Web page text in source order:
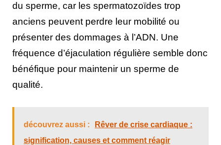
du sperme, car les spermatozoïdes trop
anciens peuvent perdre leur mobilité ou
présenter des dommages à l’ADN. Une
fréquence d’éjaculation régulière semble donc
bénéfique pour maintenir un sperme de
qualité.
découvrez aussi :
Rêver de crise cardiaque :
signification, causes et comment réagir